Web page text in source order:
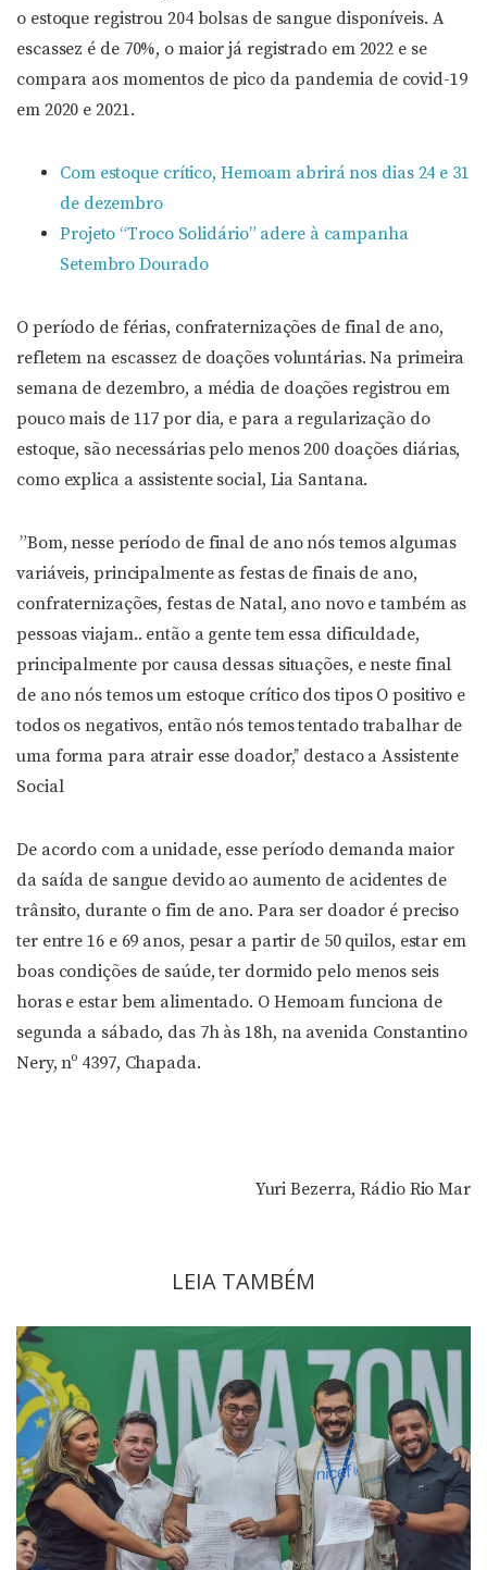
o estoque registrou 204 bolsas de sangue disponíveis. A
escassez é de 70%, o maior já registrado em 2022 e se
compara aos momentos de pico da pandemia de covid-19
em 2020 e 2021.
Com estoque crítico, Hemoam abrirá nos dias 24 e 31
de dezembro
Projeto “Troco Solidário” adere à campanha
Setembro Dourado
O período de férias, confraternizações de final de ano,
refletem na escassez de doações voluntárias. Na primeira
semana de dezembro, a média de doações registrou em
pouco mais de 117 por dia, e para a regularização do
estoque, são necessárias pelo menos 200 doações diárias,
como explica a assistente social, Lia Santana.
”Bom, nesse período de final de ano nós temos algumas
variáveis, principalmente as festas de finais de ano,
confraternizações, festas de Natal, ano novo e também as
pessoas viajam.. então a gente tem essa dificuldade,
principalmente por causa dessas situações, e neste final
de ano nós temos um estoque crítico dos tipos O positivo e
todos os negativos, então nós temos tentado trabalhar de
uma forma para atrair esse doador,’’ destaco a Assistente
Social
De acordo com a unidade, esse período demanda maior
da saída de sangue devido ao aumento de acidentes de
trânsito, durante o fim de ano. Para ser doador é preciso
ter entre 16 e 69 anos, pesar a partir de 50 quilos, estar em
boas condições de saúde, ter dormido pelo menos seis
horas e estar bem alimentado. O Hemoam funciona de
segunda a sábado, das 7h às 18h, na avenida Constantino
Nery, nº 4397, Chapada.
Yuri Bezerra, Rádio Rio Mar
LEIA TAMBÉM